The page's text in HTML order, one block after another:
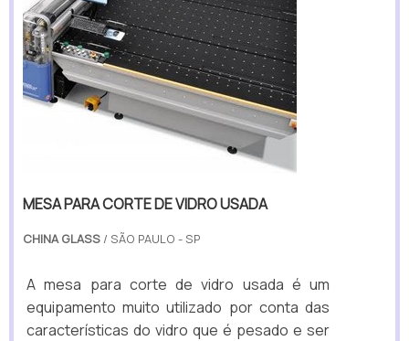
MESA PARA CORTE DE VIDRO USADA
CHINA GLASS / SÃO PAULO - SP
A mesa para corte de vidro usada é um
equipamento muito utilizado por conta das
características do vidro que é pesado e ser